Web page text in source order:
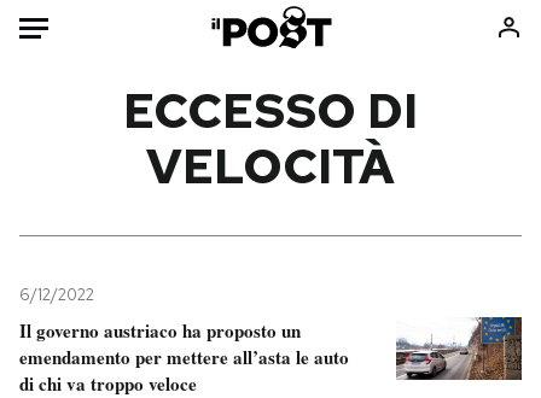
Mondo
Tecnologia
Internet
Scienza
Libri
Ok Boomer!
ECCESSO DI
VELOCITÀ
6/12/2022
Il governo austriaco ha proposto un
emendamento per mettere all’asta le auto
di chi va troppo veloce